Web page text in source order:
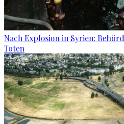
Nach Explosion in Syrien:
Toten